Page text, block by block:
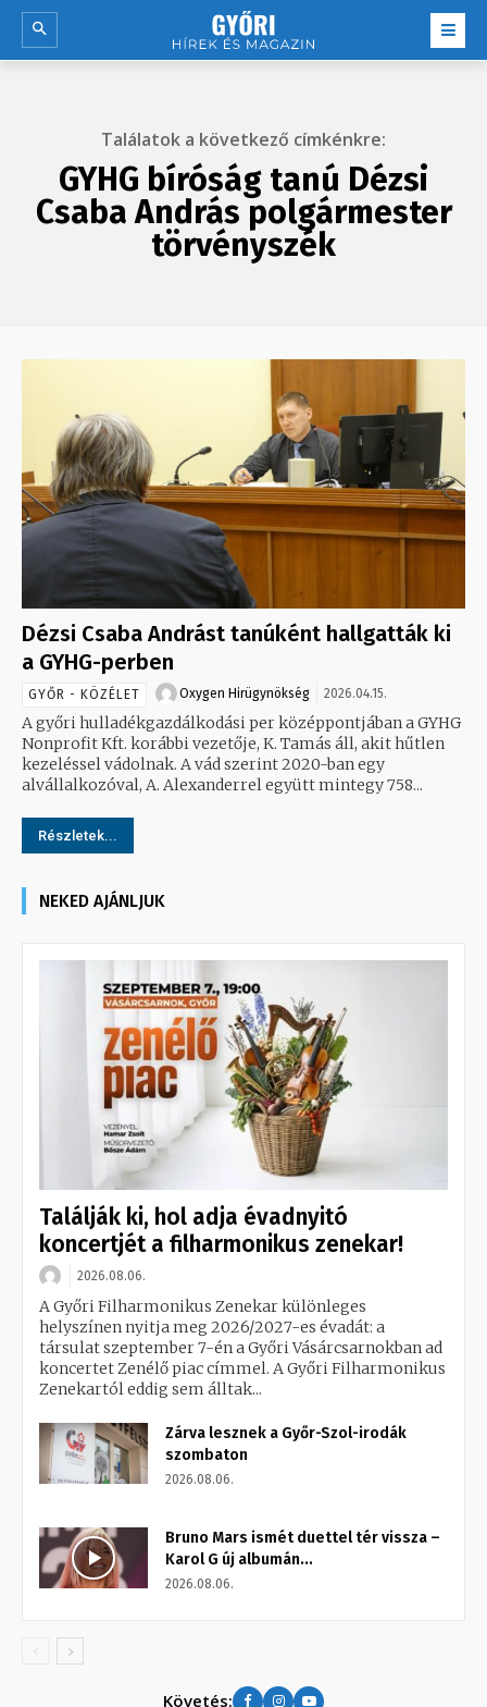
Találatok a következő címkénkre:
GYHG bíróság tanú Dézsi
Csaba András polgármester
törvényszék
Dézsi Csaba Andrást tanúként hallgatták ki
a GYHG-perben
GYŐR - KÖZÉLET Oxygen Hirügynökség 2026.04.15.
A győri hulladékgazdálkodási per középpontjában a GYHG
Nonprofit Kft. korábbi vezetője, K. Tamás áll, akit hűtlen
kezeléssel vádolnak. A vád szerint 2020-ban egy
alvállalkozóval, A. Alexanderrel együtt mintegy 758...
Részletek...
NEKED AJÁNLJUK
Találják ki, hol adja évadnyitó
koncertjét a filharmonikus zenekar!
2026.08.06.
A Győri Filharmonikus Zenekar különleges
helyszínen nyitja meg 2026/2027-es évadát: a
társulat szeptember 7-én a Győri Vásárcsarnokban ad
koncertet Zenélő piac címmel. A Győri Filharmonikus
Zenekartól eddig sem álltak...
Zárva lesznek a Győr-Szol-irodák
szombaton
2026.08.06.
Bruno Mars ismét duettel tér vissza –
Karol G új albumán...
2026.08.06.
Követés: